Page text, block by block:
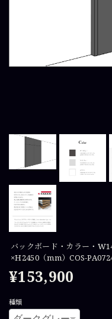
バックボード・カラー・
×H2450（mm）COS-
¥153,900
種類